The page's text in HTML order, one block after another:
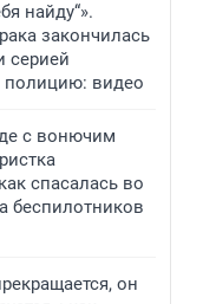
найду“».
закончилась
серией
полицию: видео
с вонючим
спасалась во
беспилотников
он